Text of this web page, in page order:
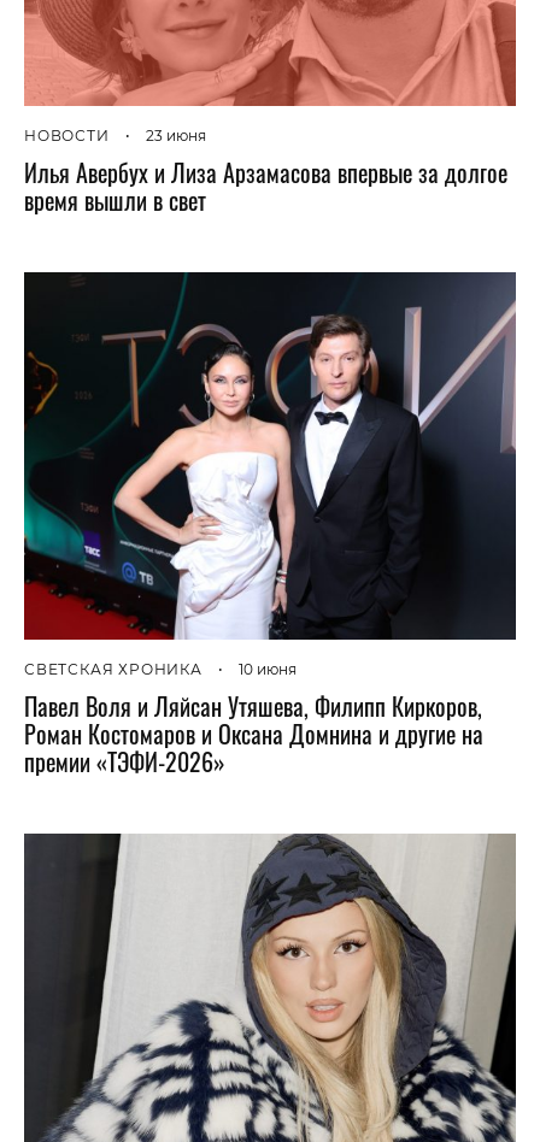
НОВОСТИ • 23 июня
Илья Авербух и Лиза Арзамасова впервые за долгое
время вышли в свет
СВЕТСКАЯ ХРОНИКА • 10 июня
Павел Воля и Ляйсан Утяшева, Филипп Киркоров,
Роман Костомаров и Оксана Домнина и другие на
премии «ТЭФИ-2026»